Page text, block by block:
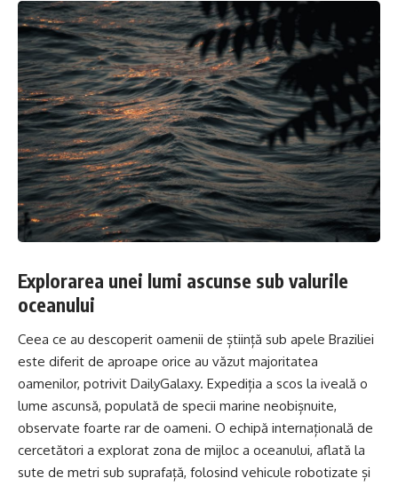
Explorarea unei lumi ascunse sub valurile
oceanului
Ceea ce au descoperit oamenii de știință sub apele Braziliei
este diferit de aproape orice au văzut majoritatea
oamenilor, potrivit DailyGalaxy. Expediția a scos la iveală o
lume ascunsă, populată de specii marine neobișnuite,
observate foarte rar de oameni. O echipă internațională de
cercetători a explorat zona de mijloc a oceanului, aflată la
sute de metri sub suprafață, folosind vehicule robotizate și